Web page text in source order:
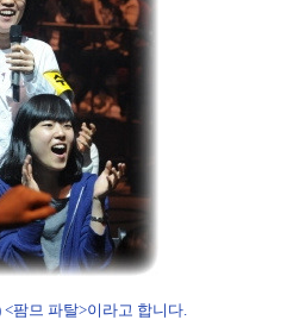
팜므 파탈>이라고 합니다.